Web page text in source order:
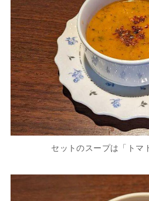
セットのスープは「トマ